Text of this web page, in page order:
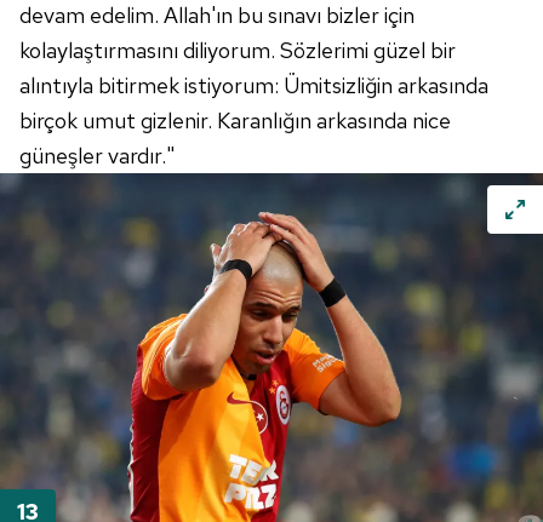
devam edelim. Allah'ın bu sınavı bizler için
kolaylaştırmasını diliyorum. Sözlerimi güzel bir
alıntıyla bitirmek istiyorum: Ümitsizliğin arkasında
birçok umut gizlenir. Karanlığın arkasında nice
güneşler vardır."